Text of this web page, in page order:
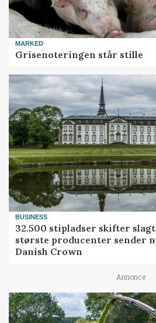
MARKED
Grisenoteringen står stille
BUSINESS
32.500 stipladser skifter
største producenter sender
Danish Crown
Annonce